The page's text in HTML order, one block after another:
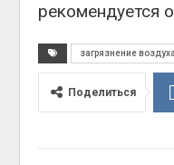
рекомендуется
загрязнение воздуха
Поделиться